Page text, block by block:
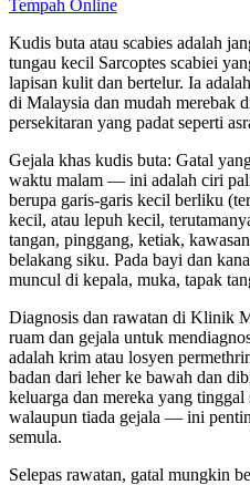
Tempah Online
Kudis buta atau scabies adalah
tungau kecil Sarcoptes scabiei
lapisan kulit dan bertelur. Ia
di Malaysia dan mudah merebak
persekitaran yang padat seperti
Gejala khas kudis buta: Gatal
waktu malam — ini adalah ciri
berupa garis-garis kecil berliku
kecil, atau lepuh kecil,
tangan, pinggang, ketiak,
belakang siku. Pada bayi dan
muncul di kepala, muka, tapak
Diagnosis dan rawatan di Klinik
ruam dan gejala untuk
adalah krim atau losyen
badan dari leher ke bawah dan
keluarga dan mereka yang
walaupun tiada gejala — ini
semula.
Selepas rawatan, gatal mungkin